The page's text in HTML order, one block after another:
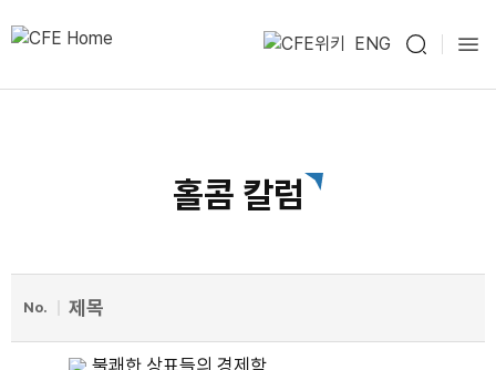
ENG
홀콤 칼럼
No. 제목
불쾌한 상표들의 경제학